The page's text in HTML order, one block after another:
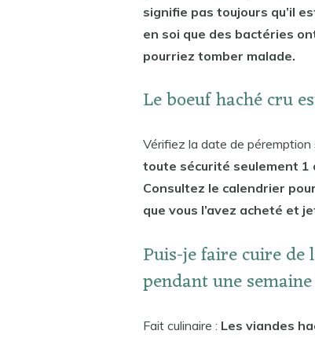
signifie pas toujours qu’il
en soi que des bactéries
pourriez tomber malade.
Le boeuf haché cru
Vérifiez la date de péremption
toute sécurité seulement 1
Consultez le calendrier
que vous l’avez acheté et
Puis-je faire cuire
pendant une
Fait culinaire : Les viandes